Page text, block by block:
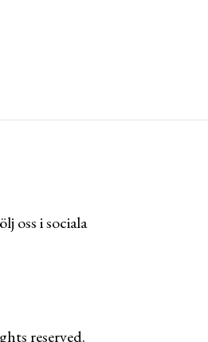
oss i sociala
reserved.